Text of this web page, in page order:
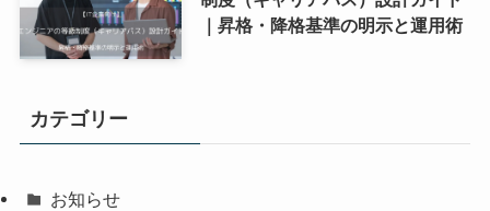
｜昇格・降格基準の明示と運用術
カテゴリー
お知らせ